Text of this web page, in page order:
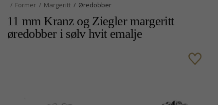
Former Margeritt Øredobber
11 mm Kranz og Ziegler margeritt
øredobber i sølv hvit emalje